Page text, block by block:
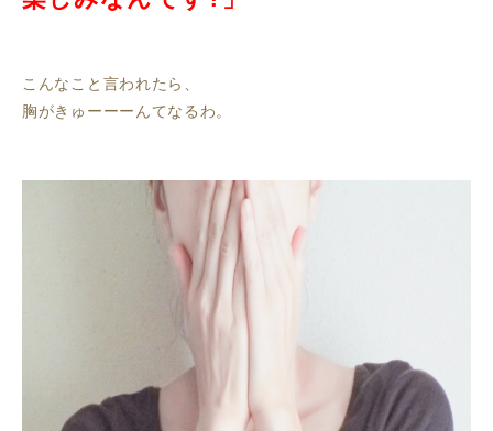
こんなこと言われたら、
胸がきゅーーーんてなるわ。